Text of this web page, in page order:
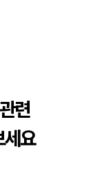
련
세요